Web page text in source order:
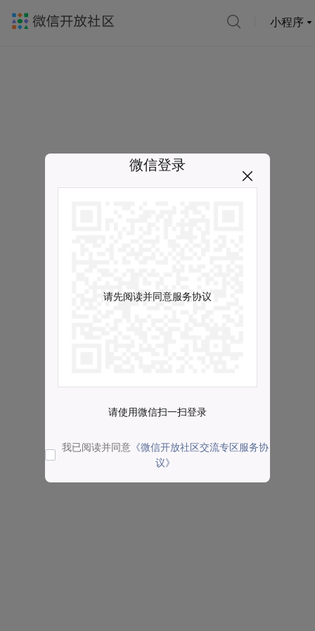
小程序
微信登录
请先阅读并同意服务协议
请使用微信扫一扫登录
我已阅读并同意 《微信开放社区交流专区服务协
议》